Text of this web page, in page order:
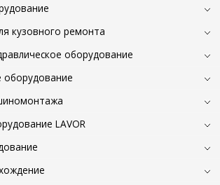
кузовного ремонта
оборудование
LAVOR